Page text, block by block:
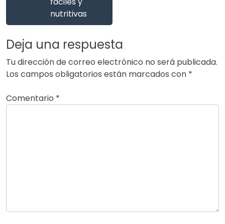
nutritivas
Deja una respuesta
Tu dirección de correo electrónico no será publicada.
Los campos obligatorios están marcados con *
Comentario *